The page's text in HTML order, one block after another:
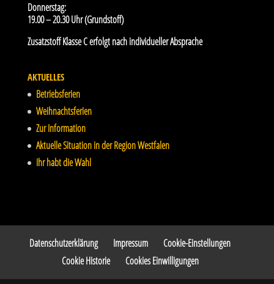
Donnerstag:
19.00 – 20.30 Uhr (Grundstoff)
Zusatzstoff Klasse C erfolgt nach individueller Absprache
AKTUELLES
Betriebsferien
Weihnachtsferien
Zur Information
Aktuelle Situation in der Region Westfalen
Ihr habt die Wahl
Datenschutzerklärung Impressum
Cookie-Einstellungen
Cookie Historie
Cookies Einwilligungen